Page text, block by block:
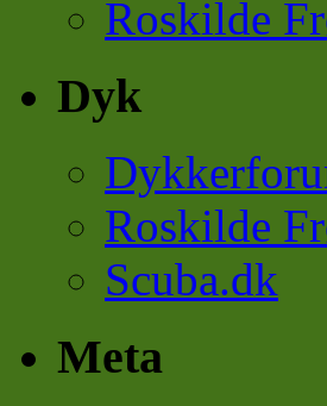
Roskilde
Dyk
Roskilde
Scuba.dk
Meta